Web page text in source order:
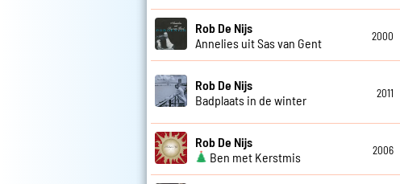
Rob De Nijs
Annelies uit Sas van Gent
2000
Rob De Nijs
Badplaats in de winter
2011
Rob De Nijs
Ben met Kerstmis
2006